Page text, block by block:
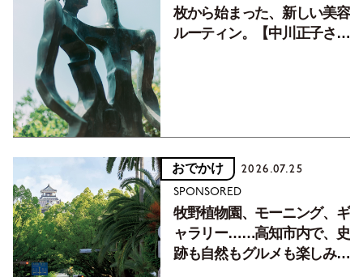
枚から始まった、新しい美容
ルーティン。【中川正子さん
おでかけ 2026.07.25
SPONSORED
牧野植物園、モーニング、ギ
ャラリー……高知市内で、史
跡も自然もグルメも楽しみ尽